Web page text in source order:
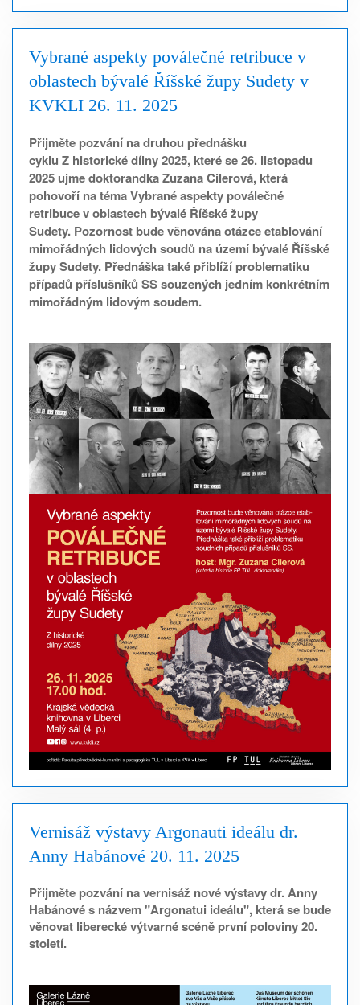
Vybrané aspekty poválečné retribuce v
oblastech bývalé Říšské župy Sudety v
KVKLI 26. 11. 2025
Přijměte pozvání na druhou přednášku
cyklu Z historické dílny 2025, které se 26. listopadu
2025 ujme doktorandka Zuzana Cilerová, která
pohovoří na téma Vybrané aspekty poválečné
retribuce v oblastech bývalé Říšské župy
Sudety. Pozornost bude věnována otázce etablování
mimořádných lidových soudů na území bývalé Říšské
župy Sudety. Přednáška také přiblíží problematiku
případů příslušníků SS souzených jedním konkrétním
mimořádným lidovým soudem.
Vernisáž výstavy Argonauti ideálu dr.
Anny Habánové 20. 11. 2025
Přijměte pozvání na vernisáž nové výstavy dr. Anny
Habánové s názvem "Argonatui ideálu", která se bude
věnovat liberecké výtvarné scéně první poloviny 20.
století.